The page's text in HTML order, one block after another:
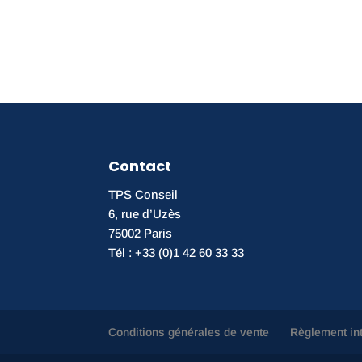
Contact
TPS Conseil
6, rue d’Uzès
75002 Paris
Tél : +33 (0)1 42 60 33 33
Conditions générales de vente Règlement